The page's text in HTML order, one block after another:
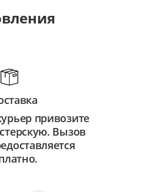
привозите
Вызов